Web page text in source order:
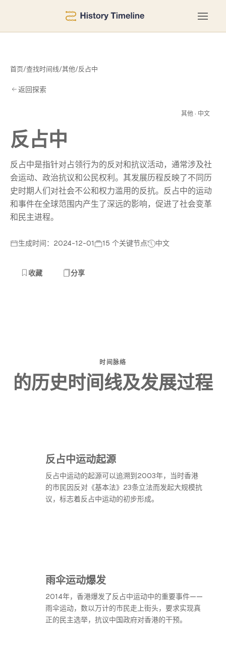
首页/查找时间线/其他/反占中
返回探索
其他 · 中文
反占中
反占中是指针对占领行为的反对和抗议活动，通常涉及社
会运动、政治抗议和公民权利。其发展历程反映了不同历
史时期人们对社会不公和权力滥用的反抗。反占中的运动
和事件在全球范围内产生了深远的影响，促进了社会变革
和民主进程。
生成时间：2024-12-01 15 个关键节点 中文
收藏 分享
时间脉络
的历史时间线及发展过程
反占中运动起源
反占中运动的起源可以追溯到2003年，当时香港
的市民因反对《基本法》23条立法而发起大规模抗
议，标志着反占中运动的初步形成。
雨伞运动爆发
2014年，香港爆发了反占中运动中的重要事件——
雨伞运动，数以万计的市民走上街头，要求实现真
正的民主选举，抗议中国政府对香港的干预。